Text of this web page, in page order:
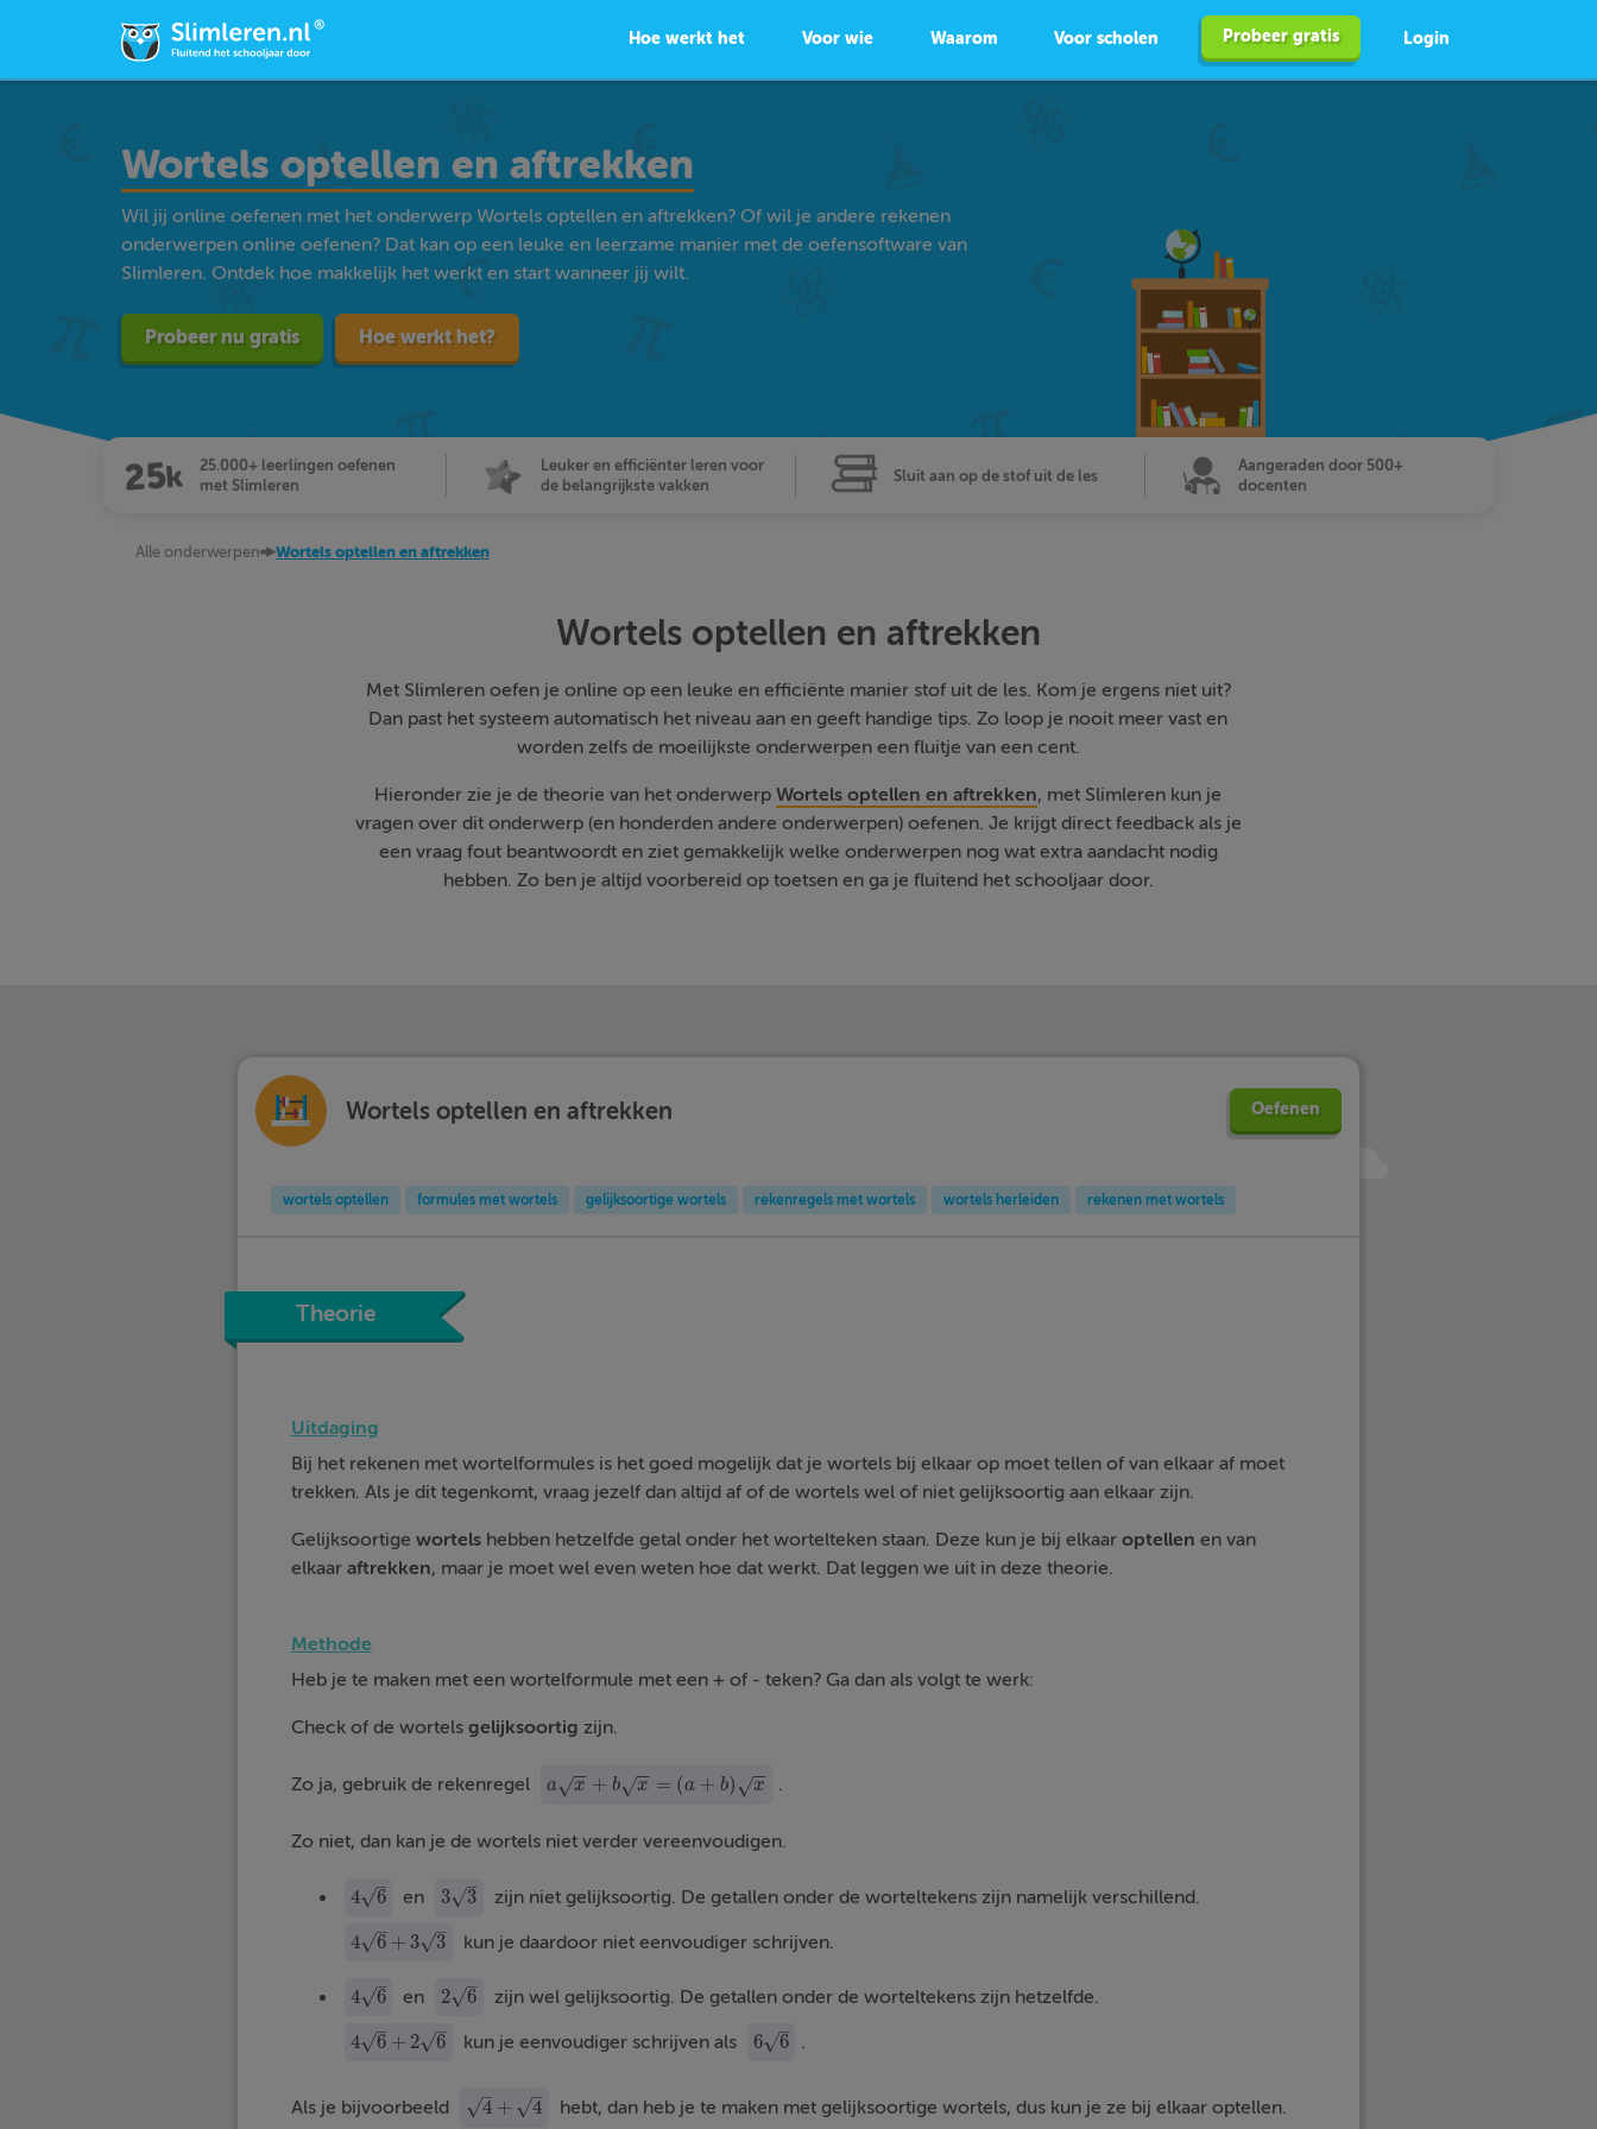
Hoe werkt het Voor wie Waarom Voor scholen Probeer gratis Login
Wortels optellen en aftrekken
Wil jij online oefenen met het onderwerp Wortels optellen en aftrekken? Of wil je andere rekenen
onderwerpen online oefenen? Dat kan op een leuke en leerzame manier met de oefensoftware van
Slimleren. Ontdek hoe makkelijk het werkt en start wanneer jij wilt.
Probeer nu gratis Hoe werkt het?
25.000+ leerlingen oefenen
met Slimleren
Leuker en efficiënter leren voor
de belangrijkste vakken
Sluit aan op de stof uit de les
Aangeraden door 500+
docenten
Alle onderwerpen Wortels optellen en aftrekken
Wortels optellen en aftrekken
Met Slimleren oefen je online op een leuke en efficiënte manier stof uit de les. Kom je ergens niet uit?
Dan past het systeem automatisch het niveau aan en geeft handige tips. Zo loop je nooit meer vast en
worden zelfs de moeilijkste onderwerpen een fluitje van een cent.
Hieronder zie je de theorie van het onderwerpWortels optellen en aftrekken, met Slimleren kun je
vragen over dit onderwerp (en honderden andere onderwerpen) oefenen. Je krijgt direct feedback als je
een vraag fout beantwoordt en ziet gemakkelijk welke onderwerpen nog wat extra aandacht nodig
hebben. Zo ben je altijd voorbereid op toetsen en ga je fluitend het schooljaar door.
Wortels optellen en aftrekken Oefenen
wortels optellen formules met wortels gelijksoortige wortels rekenregels met wortels wortels herleiden rekenen met wortels
Theorie
Uitdaging
Bij het rekenen met wortelformules is het goed mogelijk dat je wortels bij elkaar op moet tellen of van elkaar af moet
trekken. Als je dit tegenkomt, vraag jezelf dan altijd af of de wortels wel of niet gelijksoortig aan elkaar zijn.
Gelijksoortige wortelshebben hetzelfde getal onder het wortelteken staan. Deze kun je bij elkaar optellen en van
elkaaraftrekken, maar je moet wel even weten hoe dat werkt. Dat leggen we uit in deze theorie.
Methode
Heb je te maken met een wortelformule met een + of - teken? Ga dan als volgt te werk:
Check of de wortels gelijksoortig zijn.
Zo ja, gebruik de rekenregel a x
−
−
√ + b x
−
−
√ = (a + b) x
−
−
√
a x+bx =(a +b )x .
Zo niet, dan kan je de wortels niet verder vereenvoudigen.
4 6
–
√
46 en 3 3
–
√
33 zijn niet gelijksoortig. De getallen onder de worteltekens zijn namelijk verschillend.
4 6
–
√ + 3 3
–
√
46+33 kun je daardoor niet eenvoudiger schrijven.
4 6
–
√
46 en 2 6
–
√
26 zijn wel gelijksoortig. De getallen onder de worteltekens zijn hetzelfde.
4 6
–
√ + 2 6
–
√
46+26 kun je eenvoudiger schrijven als 6 6
–
√
66 .
Als je bijvoorbeeld 4
–
√ + 4
–
√
4+4 hebt, dan heb je te maken met gelijksoortige wortels, dus kun je ze bij elkaar optellen.